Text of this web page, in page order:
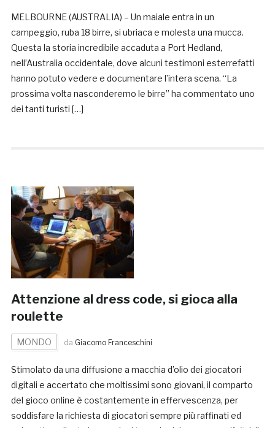
MELBOURNE (AUSTRALIA) – Un maiale entra in un
campeggio, ruba 18 birre, si ubriaca e molesta una mucca.
Questa la storia incredibile accaduta a Port Hedland,
nell’Australia occidentale, dove alcuni testimoni esterrefatti
hanno potuto vedere e documentare l’intera scena. “La
prossima volta nasconderemo le birre” ha commentato uno
dei tanti turisti […]
Attenzione al dress code, si gioca alla
roulette
MONDO da Giacomo Franceschini
Stimolato da una diffusione a macchia d’olio dei giocatori
digitali e accertato che moltissimi sono giovani, il comparto
del gioco online è costantemente in effervescenza, per
soddisfare la richiesta di giocatori sempre più raffinati ed